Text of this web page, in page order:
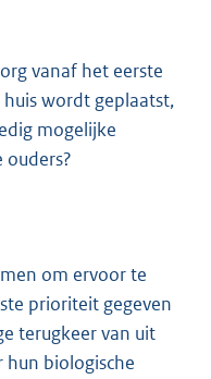
vanaf het eerste
wordt geplaatst,
mogelijke
ouders?
om ervoor te
prioriteit gegeven
terugkeer van uit
hun biologische